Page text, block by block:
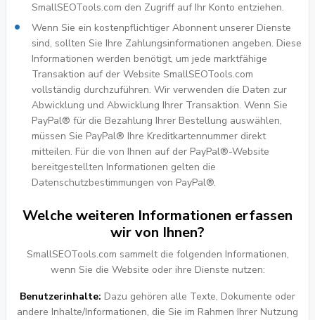
SmallSEOTools.com den Zugriff auf Ihr Konto entziehen.
Wenn Sie ein kostenpflichtiger Abonnent unserer Dienste
sind, sollten Sie Ihre Zahlungsinformationen angeben. Diese
Informationen werden benötigt, um jede marktfähige
Transaktion auf der Website SmallSEOTools.com
vollständig durchzuführen. Wir verwenden die Daten zur
Abwicklung und Abwicklung Ihrer Transaktion. Wenn Sie
PayPal® für die Bezahlung Ihrer Bestellung auswählen,
müssen Sie PayPal® Ihre Kreditkartennummer direkt
mitteilen. Für die von Ihnen auf der PayPal®-Website
bereitgestellten Informationen gelten die
Datenschutzbestimmungen von PayPal®.
Welche weiteren Informationen erfassen
wir von Ihnen?
SmallSEOTools.com sammelt die folgenden Informationen,
wenn Sie die Website oder ihre Dienste nutzen:
Benutzerinhalte: Dazu gehören alle Texte, Dokumente oder
andere Inhalte/Informationen, die Sie im Rahmen Ihrer Nutzung